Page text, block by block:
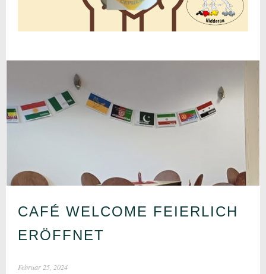
CAFÉ WELCOME FEIERLICH
ERÖFFNET
Februar 25, 2024